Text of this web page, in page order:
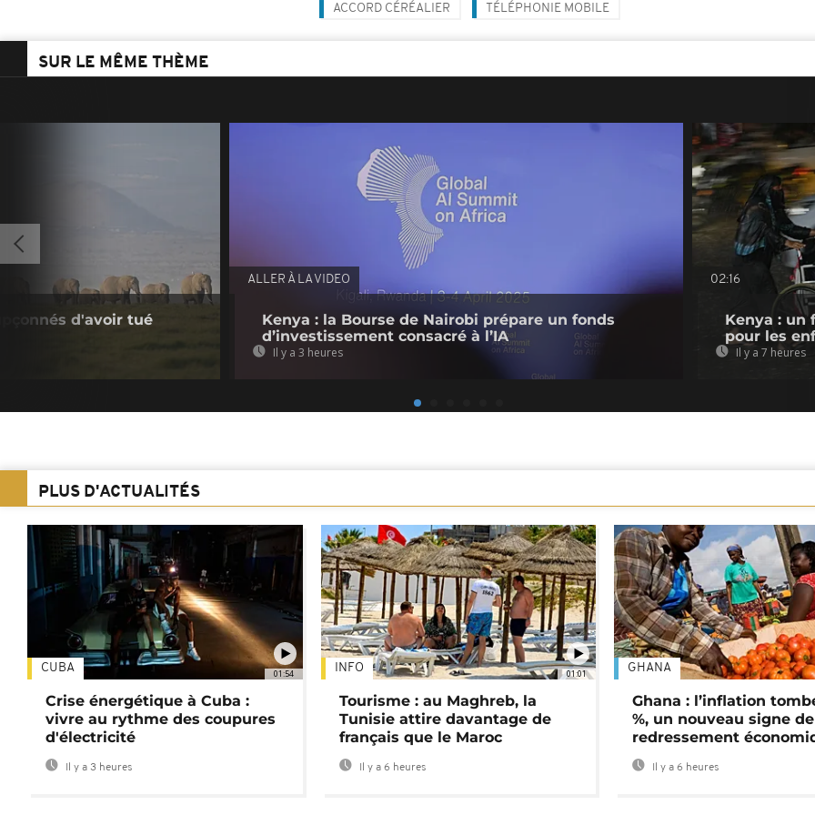
ACCORD CÉRÉALIER TÉLÉPHONIE MOBILE
SUR LE MÊME THÈME
d'avoir tué
ALLER À LA VIDEO
Kenya : la Bourse de Nairobi prépare un fonds
d’investissement consacré à l’IA
Il y a 3 heures
02:16
Kenya : un
pour les
Il y a 7 heures
PLUS D'ACTUALITÉS
01:54
CUBA
Crise énergétique à Cuba :
vivre au rythme des coupures
d'électricité
Il y a 3 heures
01:01
INFO
Tourisme : au Maghreb, la
Tunisie attire davantage de
français que le Maroc
Il y a 6 heures
GHANA
Ghana : l’inflation
%, un nouveau signe de
redressement
Il y a 6 heures